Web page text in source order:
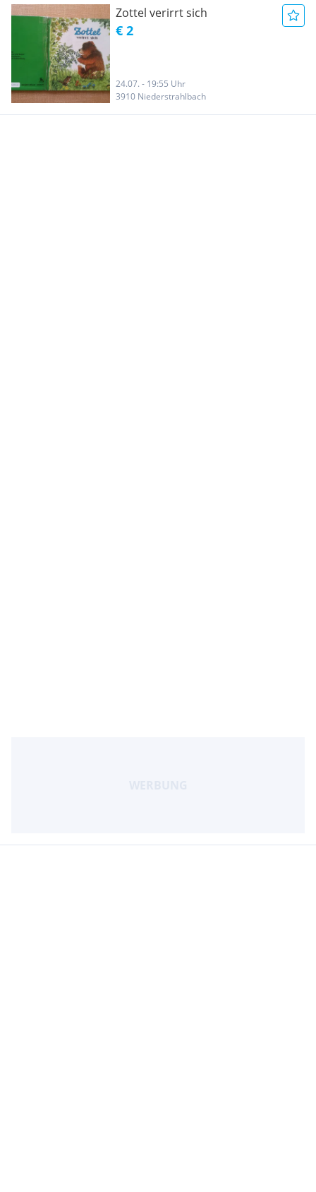
Zottel verirrt sich
€ 2
24.07. - 19:55 Uhr
3910 Niederstrahlbach